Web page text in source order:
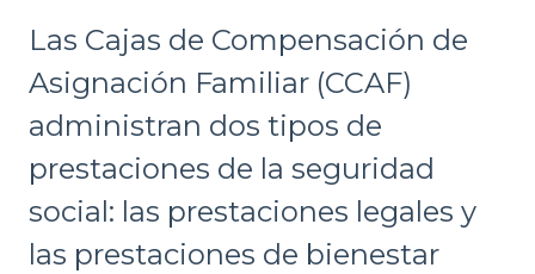
Las Cajas de Compensación de
Asignación Familiar (CCAF)
administran dos tipos de
prestaciones de la seguridad
social: las prestaciones legales y
las prestaciones de bienestar